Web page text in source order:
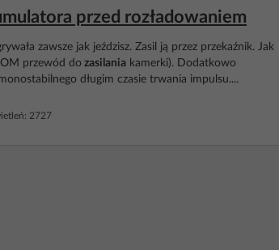
przed rozładowaniem
zawsze jak jeździsz. Zasil ją przez przekaźnik. Jak
przewód do zasilania kamerki). Dodatkowo
długim czasie trwania impulsu....
2727